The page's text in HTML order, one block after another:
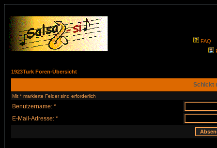
FAQ
1923Turk Foren-Übersicht
Schickt
Mit * markierte Felder sind erforderlich
Benutzername: *
E-Mail-Adresse: *